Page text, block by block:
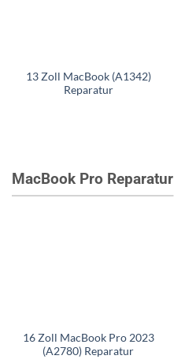
13 Zoll MacBook (A1342)
Reparatur
MacBook Pro Reparatur
16 Zoll MacBook Pro 2023
(A2780) Reparatur